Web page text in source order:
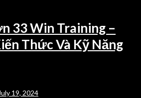
33 Win Training –
Thức Và Kỹ Năng
19, 2024